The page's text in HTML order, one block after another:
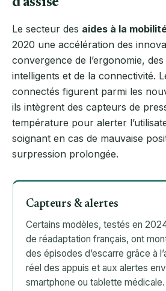
Le secteur des aides à la
2020 une accélération des
convergence de l’ergonomie,
intelligents et de la connectivité.
connectés figurent parmi les
ils intègrent des capteurs de
température pour alerter
soignant en cas de mauvaise
surpression prolongée.
Capteurs & alertes
Certains modèles, testés en
de réadaptation français, ont
des épisodes d’escarre grâce à
réel des appuis et aux alertes
smartphone ou tablette médicale.